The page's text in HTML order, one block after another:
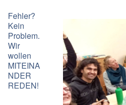
Fehler?
Kein
Problem.
Wir
wollen
MITEINA
NDER
REDEN!